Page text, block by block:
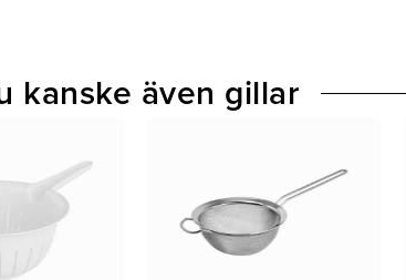
kanske även gillar